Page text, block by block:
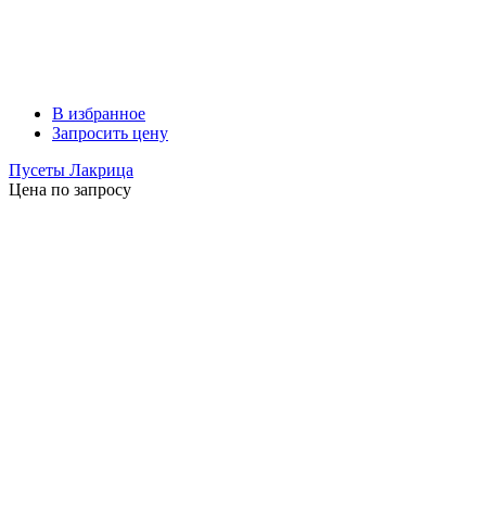
В избранное
Запросить цену
Пусеты Лакрица
Цена по запросу